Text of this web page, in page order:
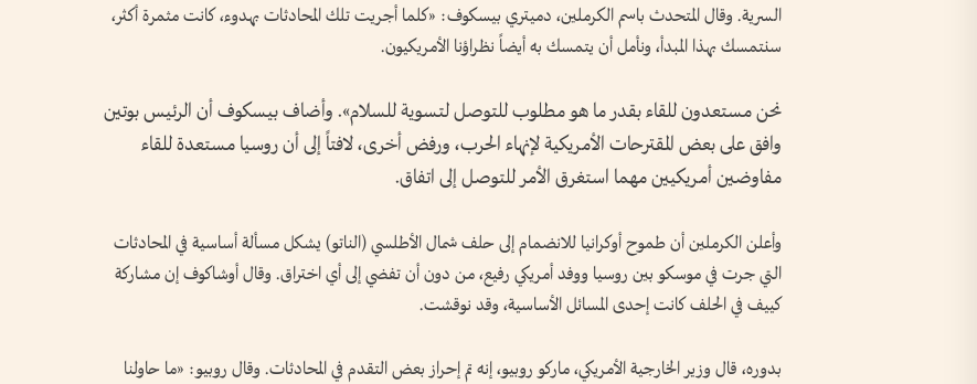
السرية. وقال المتحدث باسم الكرملين، دميتري بيسكوف: «كلما أجريت تلك المحادثات بهدوء، كانت مثمرة أكثر،
سنتمسك بهذا المبدأ، ونأمل أن يتمسك به أيضاً نظراؤنا الأمريكيون.
نحن مستعدون للقاء بقدر ما هو مطلوب للتوصل لتسوية للسلام». وأضاف بيسكوف أن الرئيس بوتين
وافق على بعض المقترحات الأمريكية لإنهاء الحرب، ورفض أخرى، لافتاً إلى أن روسيا مستعدة للقاء
مفاوضين أمريكيين مهما استغرق الأمر للتوصل إلى اتفاق.
وأعلن الكرملين أن طموح أوكرانيا للانضمام إلى حلف شمال الأطلسي (الناتو) يشكل مسألة أساسية في المحادثات
التي جرت في موسكو بين روسيا ووفد أمريكي رفيع، من دون أن تفضي إلى أي اختراق. وقال أوشاكوف إن مشاركة
كييف في الحلف كانت إحدى المسائل الأساسية، وقد نوقشت.
بدوره، قال وزير الخارجية الأمريكي، ماركو روبيو، إنه تم إحراز بعض التقدم في المحادثات. وقال روبيو: «ما حاولنا